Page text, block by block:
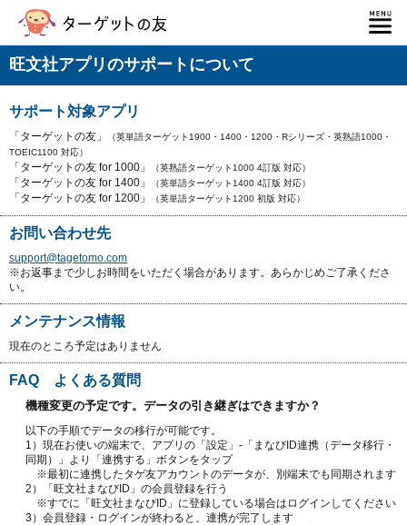
旺文社アプリのサポートについて
サポート対象アプリ
「ターゲットの友」
（英単語ターゲット1900・1400・1200・Rシリーズ・英熟語1000・
TOEIC1100 対応）
「ターゲットの友 for 1000」 （英熟語ターゲット1000 4訂版 対応）
「ターゲットの友 for 1400」 （英単語ターゲット1400 4訂版 対応）
「ターゲットの友 for 1200」 （英単語ターゲット1200 初版 対応）
お問い合わせ先
support@tagetomo.com
※お返事まで少しお時間をいただく場合があります。あらかじめご了承くださ
い。
メンテナンス情報
現在のところ予定はありません
FAQ よくある質問
機種変更の予定です。データの引き継ぎはできますか？
以下の手順でデータの移行が可能です。
1）現在お使いの端末で、アプリの「設定」-「まなびID連携（データ移行・
同期）」より「連携する」ボタンをタップ
※最初に連携したタゲ友アカウントのデータが、別端末でも同期されます
2）「旺文社まなびID」の会員登録を行う
※すでに「旺文社まなびID」に登録している場合はログインしてください
3）会員登録・ログインが終わると、連携が完了します